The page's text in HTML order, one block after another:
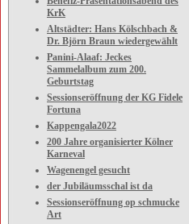
KrK
Altstädter: Hans Kölschbach &
Dr. Björn Braun wiedergewählt
Panini-Alaaf: Jeckes
Sammelalbum zum 200.
Geburtstag
Sessionseröffnung der KG Fidele
Fortuna
Kappengala2022
200 Jahre organisierter Kölner
Karneval
Wagenengel gesucht
der Jubiläumsschal ist da
Sessionseröffnung op schmucke
Art